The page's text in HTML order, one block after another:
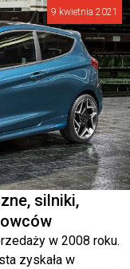
9 kwietnia 2021
silniki,
w 2008 roku.
zyskała w